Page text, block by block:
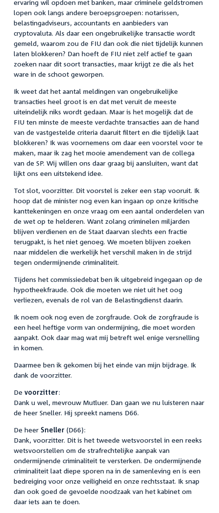
ervaring wil opdoen met banken, maar criminele geldstromen
lopen ook langs andere beroepsgroepen: notarissen,
belastingadviseurs, accountants en aanbieders van
cryptovaluta. Als daar een ongebruikelijke transactie wordt
gemeld, waarom zou de FIU dan ook die niet tijdelijk kunnen
laten blokkeren? Dan hoeft de FIU niet zelf actief te gaan
zoeken naar dit soort transacties, maar krijgt ze die als het
ware in de schoot geworpen.
Ik weet dat het aantal meldingen van ongebruikelijke
transacties heel groot is en dat met veruit de meeste
uiteindelijk niks wordt gedaan. Maar is het mogelijk dat de
FIU ten minste de meeste verdachte transacties aan de hand
van de vastgestelde criteria daaruit filtert en die tijdelijk laat
blokkeren? Ik was voornemens om daar een voorstel voor te
maken, maar ik zag het mooie amendement van de collega
van de SP. Wij willen ons daar graag bij aansluiten, want dat
lijkt ons een uitstekend idee.
Tot slot, voorzitter. Dit voorstel is zeker een stap vooruit. Ik
hoop dat de minister nog even kan ingaan op onze kritische
kanttekeningen en onze vraag om een aantal onderdelen van
de wet op te helderen. Want zolang criminelen miljarden
blijven verdienen en de Staat daarvan slechts een fractie
terugpakt, is het niet genoeg. We moeten blijven zoeken
naar middelen die werkelijk het verschil maken in de strijd
tegen ondermijnende criminaliteit.
Tijdens het commissiedebat ben ik uitgebreid ingegaan op de
hypotheekfraude. Ook die moeten we niet uit het oog
verliezen, evenals de rol van de Belastingdienst daarin.
Ik noem ook nog even de zorgfraude. Ook de zorgfraude is
een heel heftige vorm van ondermijning, die moet worden
aanpakt. Ook daar mag wat mij betreft wel enige versnelling
in komen.
Daarmee ben ik gekomen bij het einde van mijn bijdrage. Ik
dank de voorzitter.
De voorzitter:
Dank u wel, mevrouw Mutluer. Dan gaan we nu luisteren naar
de heer Sneller. Hij spreekt namens D66.
De heer Sneller (D66):
Dank, voorzitter. Dit is het tweede wetsvoorstel in een reeks
wetsvoorstellen om de strafrechtelijke aanpak van
ondermijnende criminaliteit te versterken. De ondermijnende
criminaliteit laat diepe sporen na in de samenleving en is een
bedreiging voor onze veiligheid en onze rechtsstaat. Ik snap
dan ook goed de gevoelde noodzaak van het kabinet om
daar iets aan te doen.